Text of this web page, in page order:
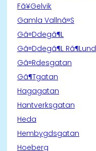
Fã¥Gelvik
Gamla Vallnã¤S
Gã¤Ddegã¶L
Gã¤Ddegã¶L Rã¶Lund
Gã¤Rdesgatan
Gã¶Tgatan
Hagagatan
Hantverksgatan
Heda
Hembygdsgatan
Hoeberg